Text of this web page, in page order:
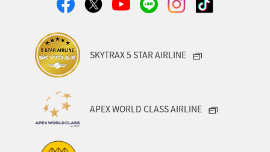
SKYTRAX 5 STAR AIRLINE
APEX WORLD CLASS AIRLINE